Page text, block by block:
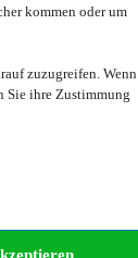
kommen oder um
zuzugreifen. Wenn
Sie ihre Zustimmung
verarbeitet.